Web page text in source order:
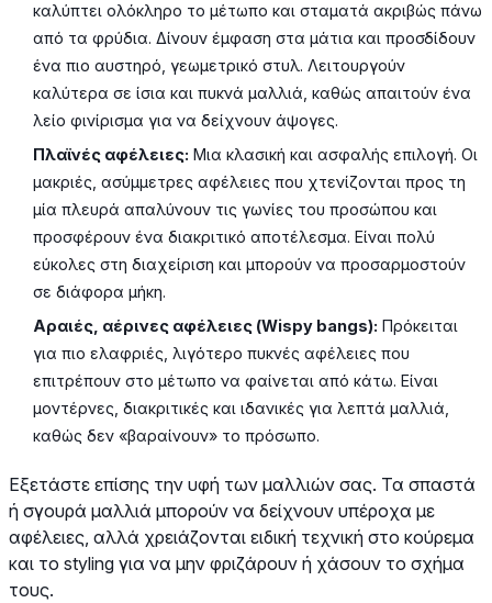
καλύπτει ολόκληρο το μέτωπο και σταματά ακριβώς πάνω
από τα φρύδια. Δίνουν έμφαση στα μάτια και προσδίδουν
ένα πιο αυστηρό, γεωμετρικό στυλ. Λειτουργούν
καλύτερα σε ίσια και πυκνά μαλλιά, καθώς απαιτούν ένα
λείο φινίρισμα για να δείχνουν άψογες.
Πλαϊνές αφέλειες: Μια κλασική και ασφαλής επιλογή. Οι
μακριές, ασύμμετρες αφέλειες που χτενίζονται προς τη
μία πλευρά απαλύνουν τις γωνίες του προσώπου και
προσφέρουν ένα διακριτικό αποτέλεσμα. Είναι πολύ
εύκολες στη διαχείριση και μπορούν να προσαρμοστούν
σε διάφορα μήκη.
Αραιές, αέρινες αφέλειες (Wispy bangs): Πρόκειται
για πιο ελαφριές, λιγότερο πυκνές αφέλειες που
επιτρέπουν στο μέτωπο να φαίνεται από κάτω. Είναι
μοντέρνες, διακριτικές και ιδανικές για λεπτά μαλλιά,
καθώς δεν «βαραίνουν» το πρόσωπο.
Εξετάστε επίσης την υφή των μαλλιών σας. Τα σπαστά
ή σγουρά μαλλιά μπορούν να δείχνουν υπέροχα με
αφέλειες, αλλά χρειάζονται ειδική τεχνική στο κούρεμα
και το styling για να μην φριζάρουν ή χάσουν το σχήμα
τους.